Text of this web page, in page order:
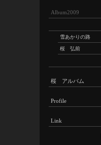
Album2009
雪あかりの路
桜 弘前
桜 アルバム
Profile
Link